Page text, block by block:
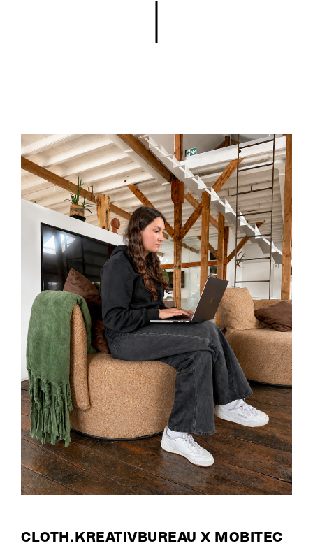
CLOTH.KREATIVBUREAU X MOBITEC